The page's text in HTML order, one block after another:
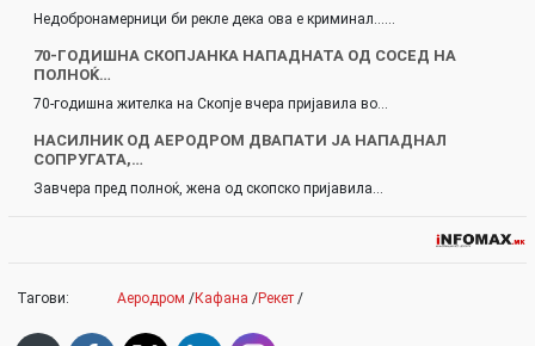
Недобронамерници би рекле дека ова е криминал...…
70-ГОДИШНА СКОПЈАНКА НАПАДНАТА ОД СОСЕД НА
ПОЛНОЌ…
70-годишна жителка на Скопје вчера пријавила во…
НАСИЛНИК ОД АЕРОДРОМ ДВАПАТИ ЈА НАПАДНАЛ
СОПРУГАТА,…
Завчера пред полноќ, жена од скопско пријавила…
Тагови: Аеродром /Кафана /Рекет /